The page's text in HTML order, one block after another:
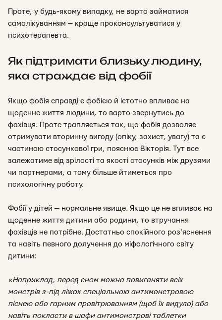
Проте, у будь-якому випадку, не варто займатися
самолікуванням — краще проконсультуватися у
психотерапевта.
Як підтримати близьку людину,
яка страждає від фобії
Якщо фобія справді є фобією й істотно впливає на
щоденне життя людини, то варто звернутись до
фахівця. Проте трапляється так, що фобія дозволяє
отримувати вторинну вигоду (опіку, захист, увагу) та є
частиною стосункової гри, пояснює Вікторія. Тут все
залежатиме від зрілості та якості стосунків між друзями
чи партнерами, а тому більше йтиметься про
психологічну роботу.
Фобії у дітей — нормальне явище. Якщо це не впливає на
щоденне життя дитини або родини, то втручання
фахівців не потрібне. Достатньо спокійного роз’яснення
та навіть певного долучення до міфологічного світу
дитини:
«Наприклад, перед сном можна повиганяти всіх
монстрів з-під ліжок спеціальною антимонстровою
піснею або гарним провітрюванням (щоб їх видуло) або
навіть покласти в шафи антимонстрові таблетки